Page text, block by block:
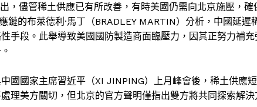
，儘管稀土供應已有所改善，有時美國仍需向北京施壓，確
的布萊德利·馬丁（BRADLEY MARTIN）分析，中國延遲
手段。此舉導致美國國防製造商面臨壓力，因其正努力補充
國國家主席習近平（XI JINPING）上月峰會後，稀土供應短
理美方關切，但北京的官方聲明僅指出雙方將共同探索解決